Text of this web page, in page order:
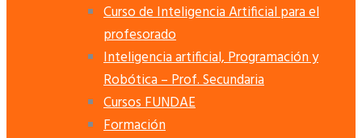
Curso de Inteligencia Artificial para el
profesorado
Inteligencia artificial, Programación y
Robótica – Prof. Secundaria
Cursos FUNDAE
Formación